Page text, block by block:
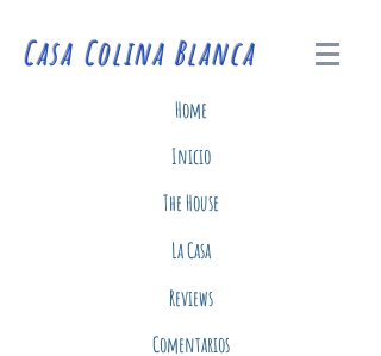
Casa Colina Blanca
Home
Inicio
The House
La Casa
Reviews
Comentarios